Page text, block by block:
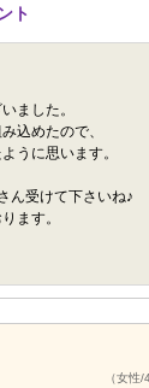
ト
ました。
込めたので、
うに思います。
ん受けて下さいね♪
ます。
（女性